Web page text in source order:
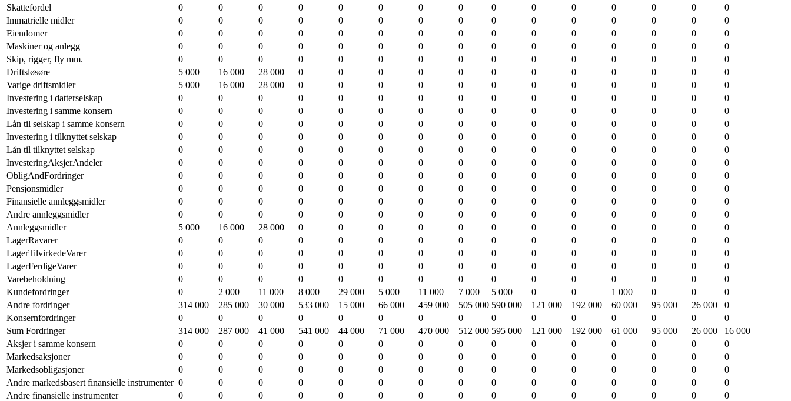
Skattefordel
0 0 0 0 0 0 0 0 0 0 0 0 0 0
0
Immatrielle midler
0 0 0 0 0 0 0 0 0 0 0 0 0 0
0
Eiendomer
0 0 0 0 0 0 0 0 0 0 0 0 0 0
0
Maskiner og anlegg
0 0 0 0 0 0 0 0 0 0 0 0 0 0
0
Skip, rigger, fly mm.
0 0 0 0 0 0 0 0 0 0 0 0 0 0
0
Driftsløsøre
5 000 16 000 28 000 0 0 0 0 0 0 0 0 0 0 0
0
Varige driftsmidler
5 000 16 000 28 000 0 0 0 0 0 0 0 0 0 0 0
0
Investering i datterselskap
0 0 0 0 0 0 0 0 0 0 0 0 0 0
0
Investering i samme konsern
0 0 0 0 0 0 0 0 0 0 0 0 0 0
0
Lån til selskap i samme konsern
0 0 0 0 0 0 0 0 0 0 0 0 0 0
0
Investering i tilknyttet selskap
0 0 0 0 0 0 0 0 0 0 0 0 0 0
0
Lån til tilknyttet selskap
0 0 0 0 0 0 0 0 0 0 0 0 0 0
0
InvesteringAksjerAndeler
0 0 0 0 0 0 0 0 0 0 0 0 0 0
0
ObligAndFordringer
0 0 0 0 0 0 0 0 0 0 0 0 0 0
0
Pensjonsmidler
0 0 0 0 0 0 0 0 0 0 0 0 0 0
0
Finansielle annleggsmidler
0 0 0 0 0 0 0 0 0 0 0 0 0 0
0
Andre annleggsmidler
0 0 0 0 0 0 0 0 0 0 0 0 0 0
0
Annleggsmidler
5 000 16 000 28 000 0 0 0 0 0 0 0 0 0 0 0
0
LagerRavarer
0 0 0 0 0 0 0 0 0 0 0 0 0 0
0
LagerTilvirkedeVarer
0 0 0 0 0 0 0 0 0 0 0 0 0 0
0
LagerFerdigeVarer
0 0 0 0 0 0 0 0 0 0 0 0 0 0
0
Varebeholdning
0 0 0 0 0 0 0 0 0 0 0 0 0 0
0
Kundefordringer
0 2 000 11 000 8 000 29 000 5 000 11 000 7 000 5 000 0 0 1 000 0 0
0
Andre fordringer
314 000 285 000 30 000 533 000 15 000 66 000 459 000 505 000 590 000 121 000 192 000 60 000 95 000 26 000
0
Konsernfordringer
0 0 0 0 0 0 0 0 0 0 0 0 0 0
0
Sum Fordringer
314 000 287 000 41 000 541 000 44 000 71 000 470 000 512 000 595 000 121 000 192 000 61 000 95 000 26 000
16 000
Aksjer i samme konsern
0 0 0 0 0 0 0 0 0 0 0 0 0 0
0
Markedsaksjoner
0 0 0 0 0 0 0 0 0 0 0 0 0 0
0
Markedsobligasjoner
0 0 0 0 0 0 0 0 0 0 0 0 0 0
0
Andre markedsbasert finansielle instrumenter 0 0 0 0 0 0 0 0 0 0 0 0 0 0
0
Andre finansielle instrumenter
0 0 0 0 0 0 0 0 0 0 0 0 0 0
0